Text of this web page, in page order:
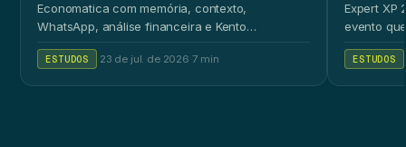
Economatica com memória, contexto,
WhatsApp, análise financeira e Kento
ESTUDOS 23 de jul. de 2026 7 min
Expert XP
evento
ESTUDOS